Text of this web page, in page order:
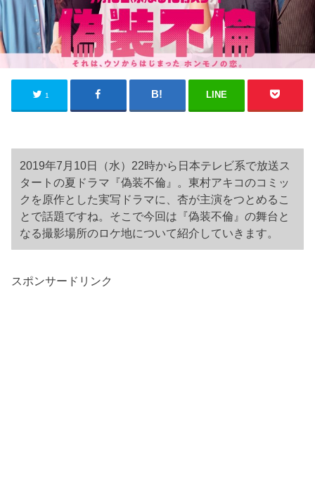
1 LINE
2019年7月10日（水）22時から日本テレビ系で放送ス
タートの夏ドラマ『偽装不倫』。東村アキコのコミッ
クを原作とした実写ドラマに、杏が主演をつとめるこ
とで話題ですね。そこで今回は『偽装不倫』の舞台と
なる撮影場所のロケ地について紹介していきます。
スポンサードリンク